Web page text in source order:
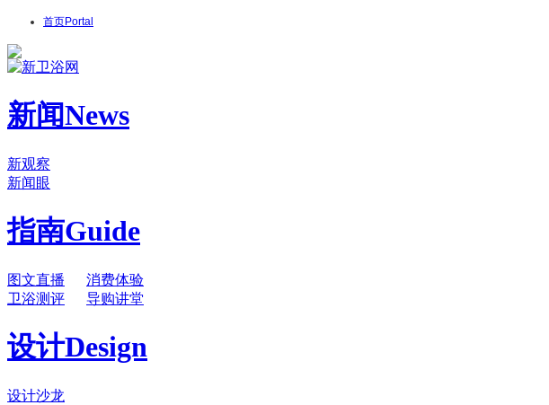
首页Portal
新闻News
新观察
新闻眼
指南Guide
图文直播
消费体验
卫浴测评
导购讲堂
设计Design
设计沙龙